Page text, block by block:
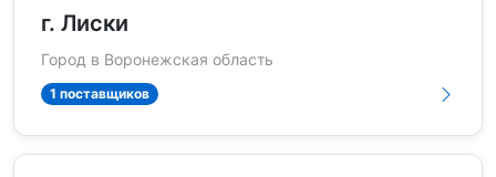
г. Лиски
Город в Воронежская область
1 поставщиков